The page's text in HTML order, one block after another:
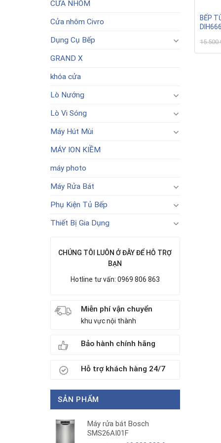
CỬA NHÔM
Cửa nhôm Civro
Dụng Cụ Bếp
GRAND X
khóa cửa
Lò Nướng
Lò Vi Sóng
Máy Hút Mùi
MÁY ION KIỀM
máy photo
Máy Rửa Bát
Phụ Kiện Tủ Bếp
Thiết Bị Gia Dụng
CHÚNG TÔI LUÔN Ở ĐÂY ĐỂ HỖ TRỢ
BẠN
Hotline tư vấn: 0969 806 863
Miễn phí vận chuyển
khu vực nội thành
Bảo hành chính hãng
Hỗ trợ khách hàng 24/7
SẢN PHẨM
Máy rửa bát Bosch
SMS26AI01F
BẾP